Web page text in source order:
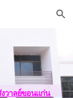
Skip to navigation
งวาลย์ขอนแก่น